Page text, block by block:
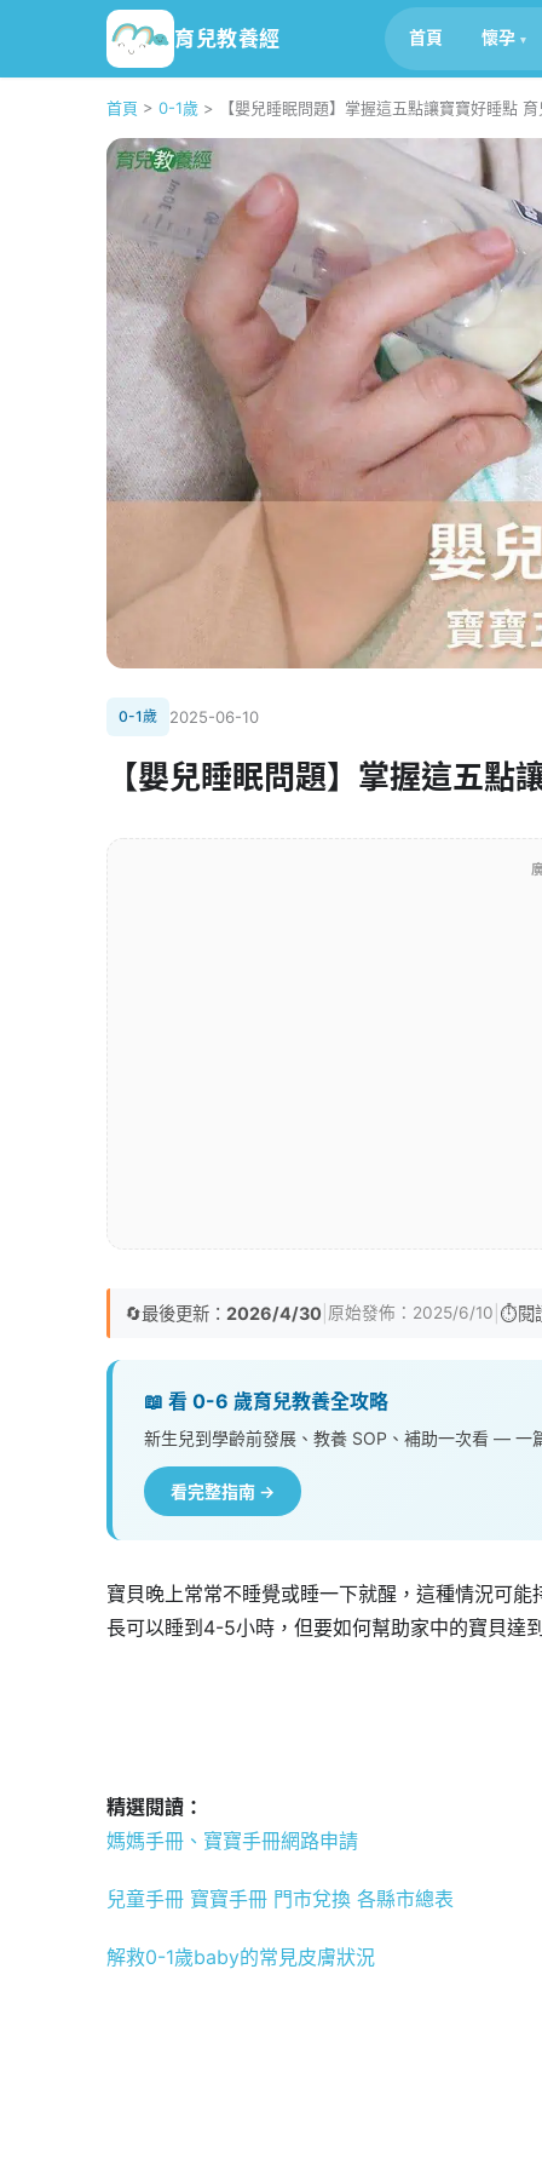
育兒教養經 首頁 懷孕
首頁 > 0-1歲 > 【嬰兒睡眠問題】掌握這五點讓寶寶好睡點
0-1歲 2025-06-10
【嬰兒睡眠問題】掌握這五點
🔄最後更新： 2026/4/30 原始發佈： 2025/6/10 ⏱️閱
📖 看 0-6 歲育兒教養全攻略
新生兒到學齡前發展、教養 SOP、補助一次看 — 一
看完整指南 →
寶貝晚上常常不睡覺或睡一下就醒，這種情況可
長可以睡到4-5小時，但要如何幫助家中的寶貝達
精選閱讀：
媽媽手冊、寶寶手冊網路申請
兒童手冊 寶寶手冊 門市兌換 各縣市總表
解救0-1歲baby的常見皮膚狀況